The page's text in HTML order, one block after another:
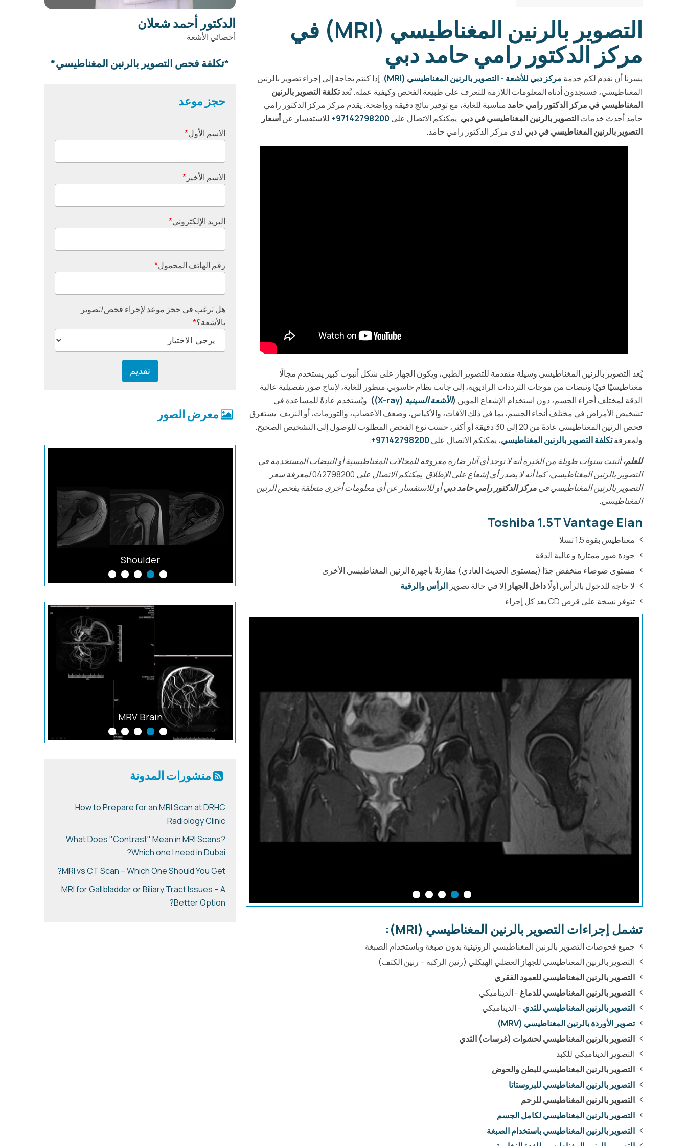
التصوير بالرنين المغناطيسي (MRI) في
مركز الدكتور رامي حامد دبي
يسرنا أن نقدم لكم خدمة مركز دبي للأشعة - التصوير بالرنين المغناطيسي (MRI)
. إذا كنتم بحاجة إلى إجراء تصوير بالرنين
المغناطيسي، فستجدون أدناه المعلومات اللازمة للتعرف على طبيعة الفحص وكيفية عمله. تُعدتكلفة التصوير بالرنين
المغناطيسي في مركز الدكتور رامي حامد مناسبة للغاية، مع توفير نتائج دقيقة وواضحة. يقدم مركز مركز الدكتور رامي
حامد أحدث خدماتالتصوير بالرنين المغناطيسي في دبي. يمكنكم الاتصال على 97142798200+ للاستفسار عنأسعار
التصوير بالرنين المغناطيسي في دبي لدى مركز الدكتور رامي حامد.
يُعد التصوير بالرنين المغناطيسي وسيلة متقدمة للتصوير الطبي، ويكون الجهاز على شكل أنبوب كبير يستخدم مجالًا
مغناطيسيًا قويًا ونبضات من موجات الترددات الراديوية، إلى جانب نظام حاسوبي متطور للغاية، لإنتاج صور تفصيلية عالية
الدقة لمختلف أجزاء الجسم،دون استخدام الإشعاع المؤين (الأشعة السينية (X-ray) )
. ويُستخدم عادةً للمساعدة في
تشخيص الأمراض في مختلف أنحاء الجسم، بما في ذلك الآفات، والأكياس، وضعف الأعصاب، والتورمات، أو النزيف.يستغرق
فحص الرنين المغناطيسي عادةً من 20 إلى 30 دقيقة أو أكثر، حسب نوع الفحص المطلوب للوصول إلى التشخيص الصحيح.
ولمعرفةتكلفة التصوير بالرنين المغناطيسي، يمكنكم الاتصال على 97142798200
+
.
للعلم،أثبتت سنوات طويلة من الخبرة أنه لا توجد أي آثار ضارة معروفة للمجالات المغناطيسية أو النبضات المستخدمة في
التصوير بالرنين المغناطيسي، كما أنه لا يصدر أي إشعاع على الإطلاق. يمكنكم الاتصال على 042798200 لمعرفة سعر
التصوير بالرنين المغناطيسي فيمركز الدكتور رامي حامد دبيأو للاستفسار عن أي معلومات أخرى متعلقة بفحص الرنين
المغناطيسي.
Toshiba 1.5T Vantage Elan
مغناطيس بقوة 1.5 تسلا
جودة صور ممتازة وعالية الدقة
مستوى ضوضاء منخفض جدًا (بمستوى الحديث العادي) مقارنةً بأجهزة الرنين المغناطيسي الأخرى
لا حاجة للدخول بالرأس أولًاداخل الجهاز إلا في حالة تصوير الرأس والرقبة
تتوفر نسخة على قرص CD بعد كل إجراء
تشمل إجراءات التصوير بالرنين المغناطيسي (MRI):
جميع فحوصات التصوير بالرنين المغناطيسي الروتينية بدون صبغة وباستخدام الصبغة
التصوير بالرنين المغناطيسي للجهاز العضلي الهيكلي (رنين الركبة – رنين الكتف)
التصوير بالرنين المغناطيسي للعمود الفقري
التصوير بالرنين المغناطيسي للدماغ - الديناميكي
التصوير بالرنين المغناطيسي للثدي - الديناميكي
تصوير الأوردة بالرنين المغناطيسي (MRV)
التصوير بالرنين المغناطيسي لحشوات (غرسات) الثدي
التصوير الديناميكي للكبد
التصوير بالرنين المغناطيسي للبطن والحوض
التصوير بالرنين المغناطيسي للبروستاتا
التصوير بالرنين المغناطيسي للرحم
التصوير بالرنين المغناطيسي لكامل الجسم
التصوير بالرنين المغناطيسي باستخدام الصبغة
الدكتور أحمد شعلان
أخصائي الأشعة
*تكلفة فحص التصوير بالرنين المغناطيسي*
حجز موعد
الاسم الأول*
الاسم الأخير*
البريد الإلكتروني*
رقم الهاتف المحمول*
هل ترغب في حجز موعد لإجراء فحص/تصوير
بالأشعة؟*
معرض الصور
Shoulder
Stitching Whole Body & Spine
Brain
MRV Brain
منشورات المدونة
How to Prepare for an MRI Scan at DRHC
Radiology Clinic
What Does "Contrast" Mean in MRI Scans?
Which one I need in Dubai?
MRI vs CT Scan – Which One Should You Get?
MRI for Gallbladder or Biliary Tract Issues – A
Better Option?